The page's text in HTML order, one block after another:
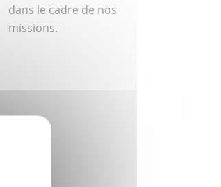
dans le cadre de nos
missions.